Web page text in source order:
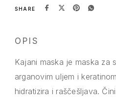
SHARE
OPIS
Kajani maska je maska za
arganovim uljem i
hidratizira i raščešljava.